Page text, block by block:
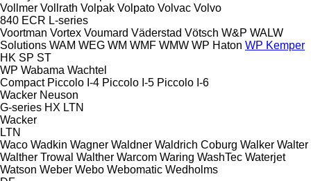
Vollmer Vollrath Volpak Volpato Volvac Volvo
840 ECR L-series
Voortman Vortex Voumard Väderstad Vötsch W&P WALW
Solutions WAM WEG WM WMF WMW WP Haton WP Kemper
HK SP ST
WP Wabama Wachtel
Compact Piccolo I-4 Piccolo I-5 Piccolo I-6
Wacker Neuson
G-series HX LTN
Wacker
LTN
Waco Wadkin Wagner Waldner Waldrich Coburg Walker Walter
Walther Trowal Walther Warcom Waring WashTec Waterjet
Watson Weber Webo Webomatic Wedholms